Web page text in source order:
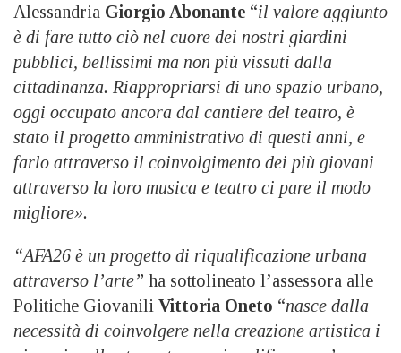
Alessandria Giorgio Abonante “il valore aggiunto
è di fare tutto ciò nel cuore dei nostri giardini
pubblici, bellissimi ma non più vissuti dalla
cittadinanza. Riappropriarsi di uno spazio urbano,
oggi occupato ancora dal cantiere del teatro, è
stato il progetto amministrativo di questi anni, e
farlo attraverso il coinvolgimento dei più giovani
attraverso la loro musica e teatro ci pare il modo
migliore».
“AFA26 è un progetto di riqualificazione urbana
attraverso l’arte” ha sottolineato l’assessora alle
Politiche Giovanili Vittoria Oneto “nasce dalla
necessità di coinvolgere nella creazione artistica i